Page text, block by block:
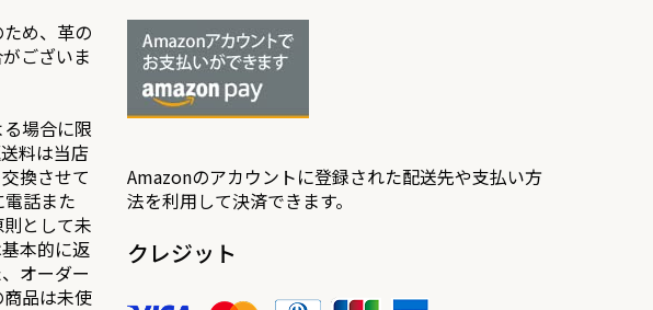
め、革の
ございま
場合に限
料は当店
換させて
話また
として未
本的に返
オーダー
品は未使
Amazonのアカウントに登録された配送先や支払い方
法を利用して決済できます。
クレジット